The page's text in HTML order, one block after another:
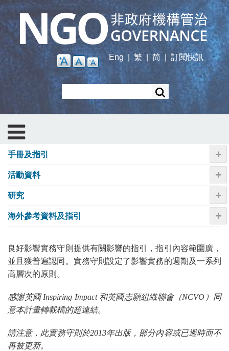
Skip
main
content
Eng
繁 | 简 訂閱快訊
手冊及指引 +
活動資料 +
研究 +
海外參考資料及指引 +
良好影響實務守則提供有關影響的指引，指引內容範圍廣，
並且獲普遍認同。實務守則設定了影響實務的週期及一系列
高層次的原則。
感謝英國 Inspiring Impact 和英國志願組織聯會（NCVO）同
意本計畫轉載檔的超連結。
請注意，此實務守則於2013年出版，部分內容或已過時而不
再被更新。